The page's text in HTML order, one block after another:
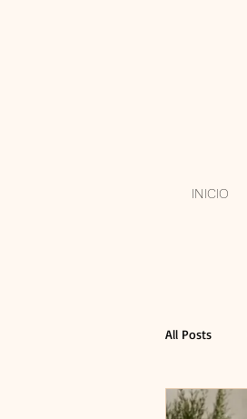
INICIO
All Posts